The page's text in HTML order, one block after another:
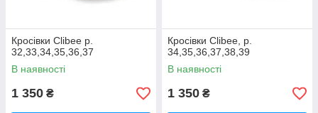
Кросівки Clibee р.
32,33,34,35,36,37
В наявності
1 350 ₴
Кросівки Clibee, р.
34,35,36,37,38,39
В наявності
1 350 ₴